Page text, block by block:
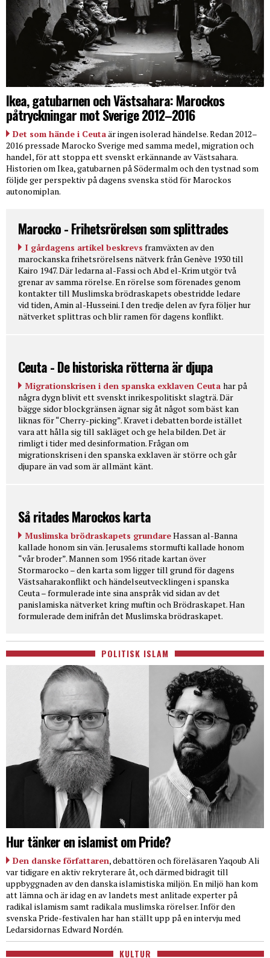
Ikea, gatubarnen och Västsahara: Marockos
påtryckningar mot Sverige 2012–2016
Det som hände i Ceutaär ingen isolerad händelse. Redan 2012–
2016 pressade Marocko Sverige med samma medel, migration och
handel, för att stoppa ett svenskt erkännande av Västsahara.
Historien om Ikea, gatubarnen på Södermalm och den tystnad som
följde ger perspektiv på dagens svenska stöd för Marockos
autonomiplan.
Marocko - Frihetsrörelsen som splittrades
I gårdagens artikel beskrevs framväxten av den
marockanska frihetsrörelsens nätverk från Genève 1930 till
Kairo 1947. Där ledarna al-Fassi och Abd el-Krim utgör två
grenar av samma rörelse. En rörelse som förenades genom
kontakter till Muslimska brödraskapets obestridde ledare
vid tiden, Amin al-Husseini. I den tredje delen av fyra följer hur
nätverket splittras och blir ramen för dagens konflikt.
Ceuta - De historiska rötterna är djupa
Migrationskrisen i den spanska exklaven Ceuta har på
några dygn blivit ett svenskt inrikespolitiskt slagträ. Där
bägge sidor blockgränsen ägnar sig åt något som bäst kan
liknas för “Cherry-picking”. Kravet i debatten borde istället
vara att hålla sig till sakläget och ge hela bilden. Det är
rimligt i tider med desinformation. Frågan om
migrationskrisen i den spanska exklaven är större och går
djupare än vad som är allmänt känt.
Så ritades Marockos karta
Muslimska brödraskapets grundareHassan al-Banna
kallade honom sin vän. Jerusalems stormufti kallade honom
“vår broder”. Mannen som 1956 ritade kartan över
Stormarocko – den karta som ligger till grund för dagens
Västsaharakonflikt och händelseutvecklingen i spanska
Ceuta – formulerade inte sina anspråk vid sidan av det
panislamiska nätverket kring muftin och Brödraskapet. Han
formulerade dem inifrån det Muslimska brödraskapet.
POLITISK ISLAM
Hur tänker en islamist om Pride?
Den danske författaren, debattören och föreläsaren Yaqoub Ali
var tidigare en aktiv rekryterare åt, och därmed bidragit till
uppbyggnaden av den danska islamistiska miljön. En miljö han kom
att lämna och är idag en av landets mest anlitade experter på
radikal islamism samt radikala muslimska rörelser. Inför den
svenska Pride-festivalen har han ställt upp på en intervju med
Ledarsidornas Edward Nordén.
KULTUR